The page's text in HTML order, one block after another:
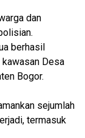
dan
berhasil
Desa
Bogor.
sejumlah
termasuk